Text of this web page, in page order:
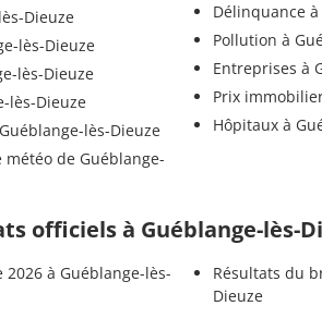
Dieuze
lès-Dieuze
lès-Dieuze
lès-Dieuze
lès-Dieuze
de Guéblange-
Délinquance
Pollution à
Entreprises à
Prix
Hôpitaux à
officiels à Guéblange-lès-
à Guéblange-lès-
Résultats du
Dieuze